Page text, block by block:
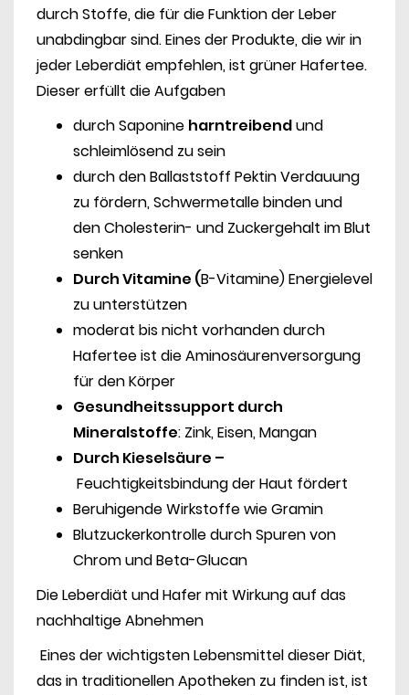
durch Stoffe, die für die Funktion der Leber
unabdingbar sind. Eines der Produkte, die wir in
jeder Leberdiät empfehlen, ist grüner Hafertee.
Dieser erfüllt die Aufgaben
durch Saponine harntreibendund
schleimlösend zu sein
durch den Ballaststoff Pektin Verdauung
zu fördern, Schwermetalle binden und
den Cholesterin- und Zuckergehalt im Blut
senken
Durch Vitamine (B-Vitamine) Energielevel
zu unterstützen
moderat bis nicht vorhanden durch
Hafertee ist die Aminosäurenversorgung
für den Körper
Gesundheitssupport durch
Mineralstoffe: Zink, Eisen, Mangan
Durch Kieselsäure –
Feuchtigkeitsbindung der Haut fördert
Beruhigende Wirkstoffe wie Gramin
Blutzuckerkontrolle durch Spuren von
Chrom und Beta-Glucan
Die Leberdiät und Hafer mit Wirkung auf das
nachhaltige Abnehmen
Eines der wichtigsten Lebensmittel dieser Diät,
das in traditionellen Apotheken zu finden ist, ist